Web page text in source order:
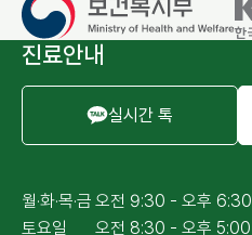
진료안내
실시간 톡
월·화·목·금 오전 9:30 - 오후 6:30
토요일
오전 8:30 - 오후 5:00